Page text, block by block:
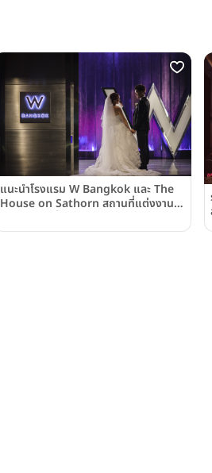
แนะนำโรงแรม W Bangkok และ The
House on Sathorn สถานที่แต่งงาน